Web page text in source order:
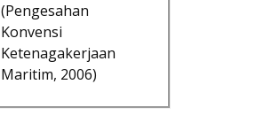
(Pengesahan
Konvensi
Ketenagakerjaan
Maritim, 2006)